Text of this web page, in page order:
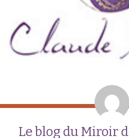
Le blog du Miroir